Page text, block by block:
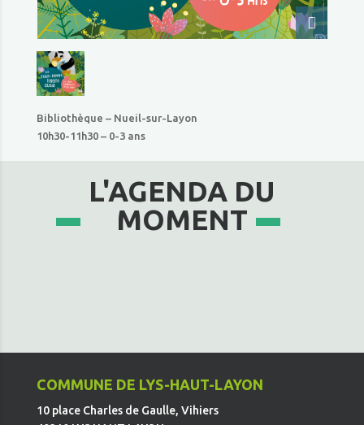
Bibliothèque – Nueil-sur-Layon
10h30-11h30 – 0-3 ans
L'AGENDA DU
MOMENT
COMMUNE DE LYS-HAUT-LAYON
10 place Charles de Gaulle, Vihiers